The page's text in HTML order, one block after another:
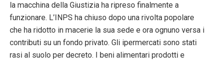
la macchina della Giustizia ha ripreso finalmente a
funzionare. L’INPS ha chiuso dopo una rivolta popolare
che ha ridotto in macerie la sua sede e ora ognuno versa i
contributi su un fondo privato. Gli ipermercati sono stati
rasi al suolo per decreto. I beni alimentari prodotti e